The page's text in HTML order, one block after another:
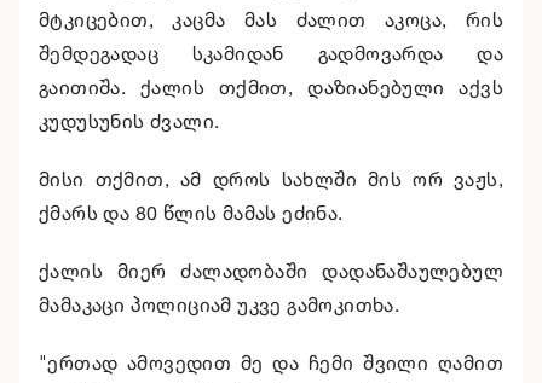
მტკიცებით, კაცმა მას ძალით აკოცა, რის
შემდეგადაც სკამიდან გადმოვარდა და
გაითიშა. ქალის თქმით, დაზიანებული აქვს
კუდუსუნის ძვალი.
მისი თქმით, ამ დროს სახლში მის ორ ვაჟს,
ქმარს და 80 წლის მამას ეძინა.
ქალის მიერ ძალადობაში დადანაშაულებულ
მამაკაცი პოლიციამ უკვე გამოკითხა.
"ერთად ამოვედით მე და ჩემი შვილი ღამით